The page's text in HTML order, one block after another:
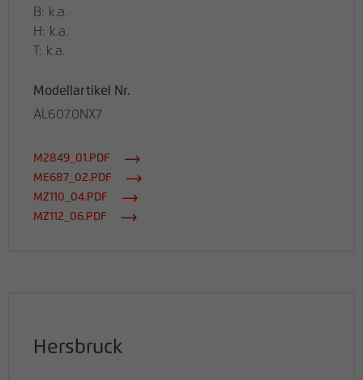
B: k.a.
H: k.a.
T: k.a.
Modellartikel Nr.
AL607.0NX7
M2849_01.PDF
ME687_02.PDF
MZ110_04.PDF
MZ112_06.PDF
Hersbruck